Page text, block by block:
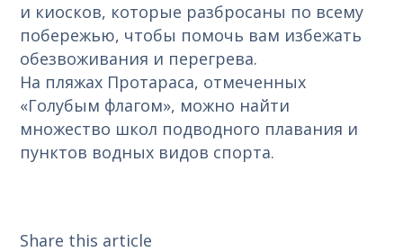
и киосков, которые разбросаны по всему
побережью, чтобы помочь вам избежать
обезвоживания и перегрева.
На пляжах Протараса, отмеченных
«Голубым флагом», можно найти
множество школ подводного плавания и
пунктов водных видов спорта.
Share this article